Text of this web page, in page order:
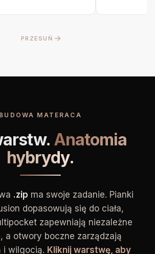
PRZESUŃ
BUDOWA MATERACA
Anatomia
hybrydy.
.zip ma swoje zadanie. Pianki
dopasowują się do ciała,
zapewniają niezależne
a otwory boczne zarządzają
i wilgocią. Kliknij warstwę, aby